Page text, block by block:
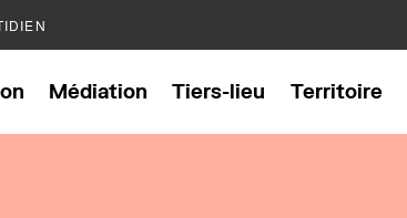
Médiation Tiers-lieu Territoire